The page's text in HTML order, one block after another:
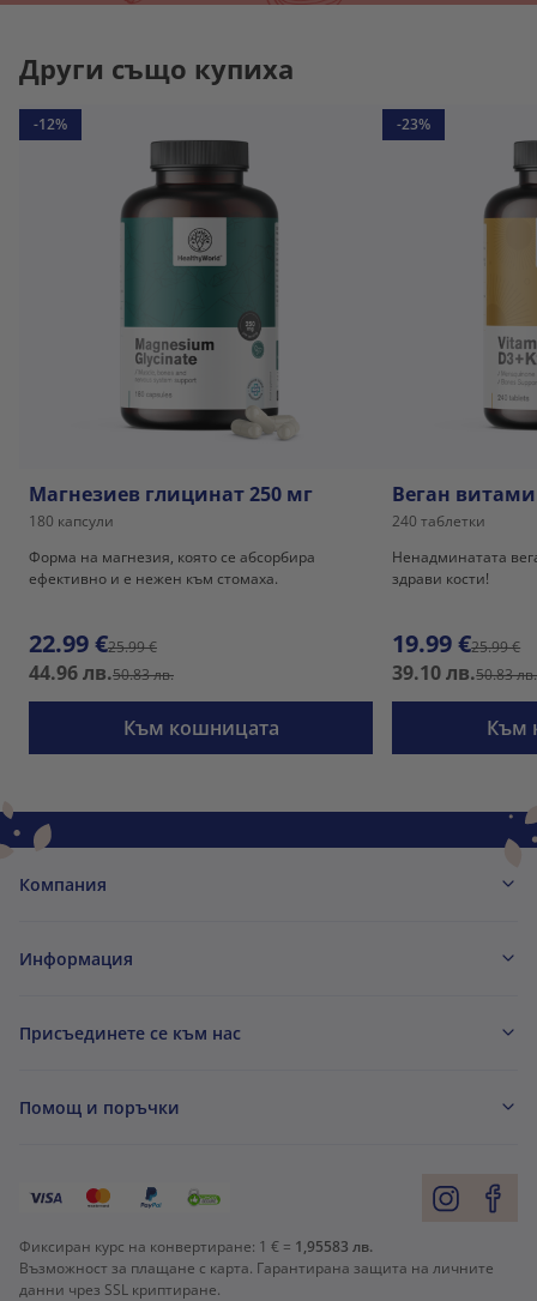
Други също купиха
-12%
Магнезиев глицинат 250 мг
180 капсули
Форма на магнезия, която се абсорбира
ефективно и е нежен към стомаха.
22.99 €25.99 €
44.96 лв.50.83 лв.
Към кошницата
-23%
Веган
240 таблетки
Ненадминатата
здрави кости!
19.99 €25.99 €
39.10 лв.50.83 лв.
Към
Компания
Информация
Присъединете се към нас
Помощ и поръчки
Фиксиран курс на конвертиране: 1 € = 1,95583 лв.
Възможност за плащане с карта. Гарантирана защита на личните
данни чрез SSL криптиране.